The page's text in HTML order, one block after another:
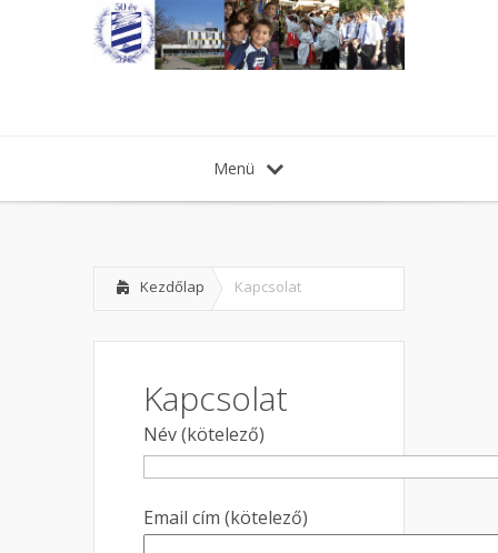
Menü
Kezdőlap Kapcsolat
Kapcsolat
Név (kötelező)
Email cím (kötelező)